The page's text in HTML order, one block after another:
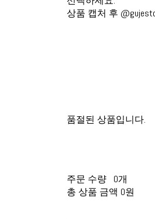
상품 캡처 후
품절된 상품입니다.
주문 수량
0개
총 상품 금액 0원